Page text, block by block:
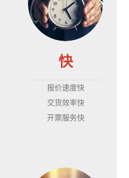
快
报价速度快
交货效率快
开票服务快